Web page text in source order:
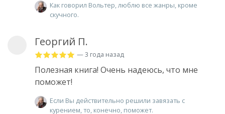
Как говорил Вольтер, люблю все жанры, кроме
скучного.
Георгий П.
— 3 года назад
Полезная книга! Очень надеюсь, что мне
поможет!
Если Вы действительно решили завязать с
курением, то, конечно, поможет.